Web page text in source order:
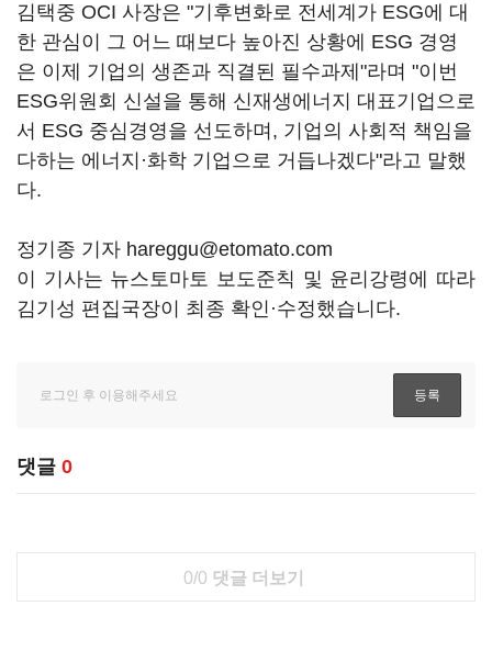
김택중 OCI 사장은 "기후변화로 전세계가 ESG에 대
한 관심이 그 어느 때보다 높아진 상황에 ESG 경영
은 이제 기업의 생존과 직결된 필수과제"라며 "이번
ESG위원회 신설을 통해 신재생에너지 대표기업으로
서 ESG 중심경영을 선도하며, 기업의 사회적 책임을
다하는 에너지·화학 기업으로 거듭나겠다"라고 말했
다.
정기종 기자 hareggu@etomato.com
이 기사는 뉴스토마토 보도준칙 및 윤리강령에 따라
김기성 편집국장이 최종 확인·수정했습니다.
댓글 0
0/0 댓글 더보기